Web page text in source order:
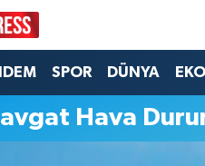
SPOR DÜNYA
Hava